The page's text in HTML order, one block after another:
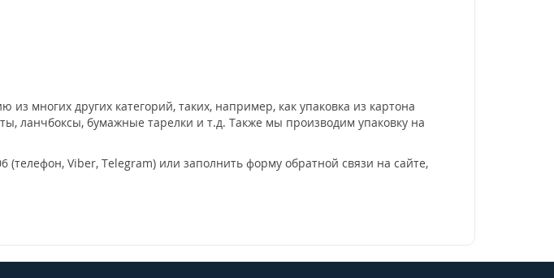
многих других категорий, таких, например, как упаковка из картона
ланчбоксы, бумажные тарелки и т.д. Также мы производим упаковку на
Viber, Telegram) или заполнить форму обратной связи на сайте,